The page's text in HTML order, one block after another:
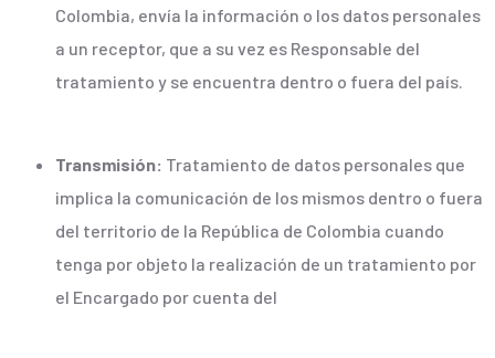
Colombia, envía la información o los datos personales
a un receptor, que a su vez es Responsable del
tratamiento y se encuentra dentro o fuera del país.
Transmisión: Tratamiento de datos personales que
implica la comunicación de los mismos dentro o fuera
del territorio de la República de Colombia cuando
tenga por objeto la realización de un tratamiento por
el Encargado por cuenta del